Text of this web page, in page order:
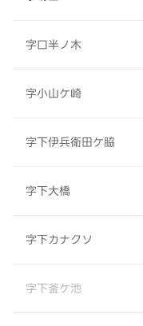
字口半ノ木
字小山ケ崎
字下伊兵衛田ケ脇
字下大橋
字下カナクソ
字下釜ケ池